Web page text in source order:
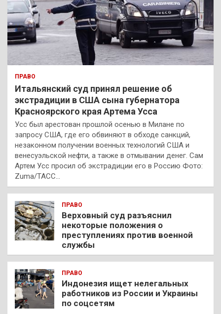
ПРАВО
Итальянский суд принял решение об
экстрадиции в США сына губернатора
Красноярского края Артема Усса
Усс был арестован прошлой осенью в Милане по
запросу США, где его обвиняют в обходе санкций,
незаконном получении военных технологий США и
венесуэльской нефти, а также в отмывании денег. Сам
Артем Усс просил об экстрадиции его в Россию Фото:
Zuma/ТАСС…
ПРАВО
Верховный суд разъяснил
некоторые положения о
преступлениях против военной
службы
ПРАВО
Индонезия ищет нелегальных
работников из России и Украины
по соцсетям